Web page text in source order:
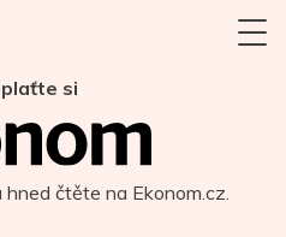
si
čtěte na Ekonom.cz.